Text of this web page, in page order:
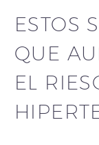
ESTOS
QUE
EL